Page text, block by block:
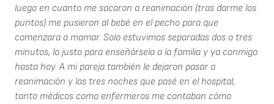
luego en cuanto me sacaron a reanimación (tras darme los
puntos) me pusieron al bebé en el pecho para que
comenzara a mamar. Solo estuvimos separadas dos o tres
minutos, lo justo para enseñársela a la familia y ya conmigo
hasta hoy. A mi pareja también le dejaron pasar a
reanimación y las tres noches que pasé en el hospital,
tanto médicos como enfermeros me contaban cómo